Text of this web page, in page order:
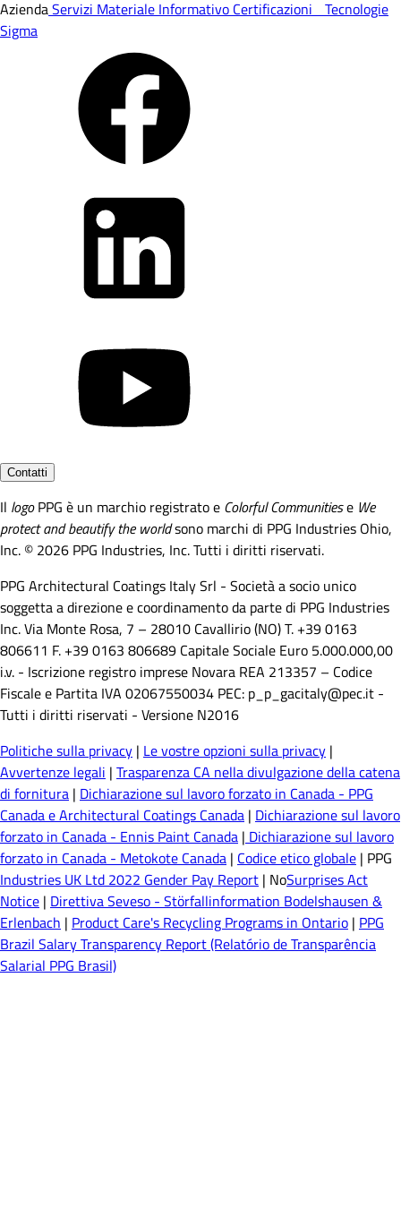
AziendaServizi Materiale Informativo Certificazioni Tecnologie
Sigma
Contatti
Il logoPPG è un marchio registrato e Colorful Communitiese We
protect and beautify the worldsono marchi di PPG Industries Ohio,
Inc. © 2026 PPG Industries, Inc. Tutti i diritti riservati.
PPG Architectural Coatings Italy Srl - Società a socio unico
soggetta a direzione e coordinamento da parte di PPG Industries
Inc. Via Monte Rosa, 7 – 28010 Cavallirio (NO) T. +39 0163
806611 F. +39 0163 806689 Capitale Sociale Euro 5.000.000,00
i.v. - Iscrizione registro imprese Novara REA 213357 – Codice
Fiscale e Partita IVA 02067550034 PEC: p_p_gacitaly@pec.it -
Tutti i diritti riservati - Versione N2016
Politiche sulla privacy | Le vostre opzioni sulla privacy |
Avvertenze legali | Trasparenza CA nella divulgazione della catena
di fornitura | Dichiarazione sul lavoro forzato in Canada - PPG
Canada e Architectural Coatings Canada | Dichiarazione sul lavoro
forzato in Canada - Ennis Paint Canada | Dichiarazione sul lavoro
forzato in Canada - Metokote Canada | Codice etico globale | PPG
Industries UK Ltd 2022 Gender Pay Report | NoSurprises Act
Notice | Direttiva Seveso - Störfallinformation Bodelshausen &
Erlenbach | Product Care's Recycling Programs in Ontario | PPG
Brazil Salary Transparency Report (Relatório de Transparência
Salarial PPG Brasil)